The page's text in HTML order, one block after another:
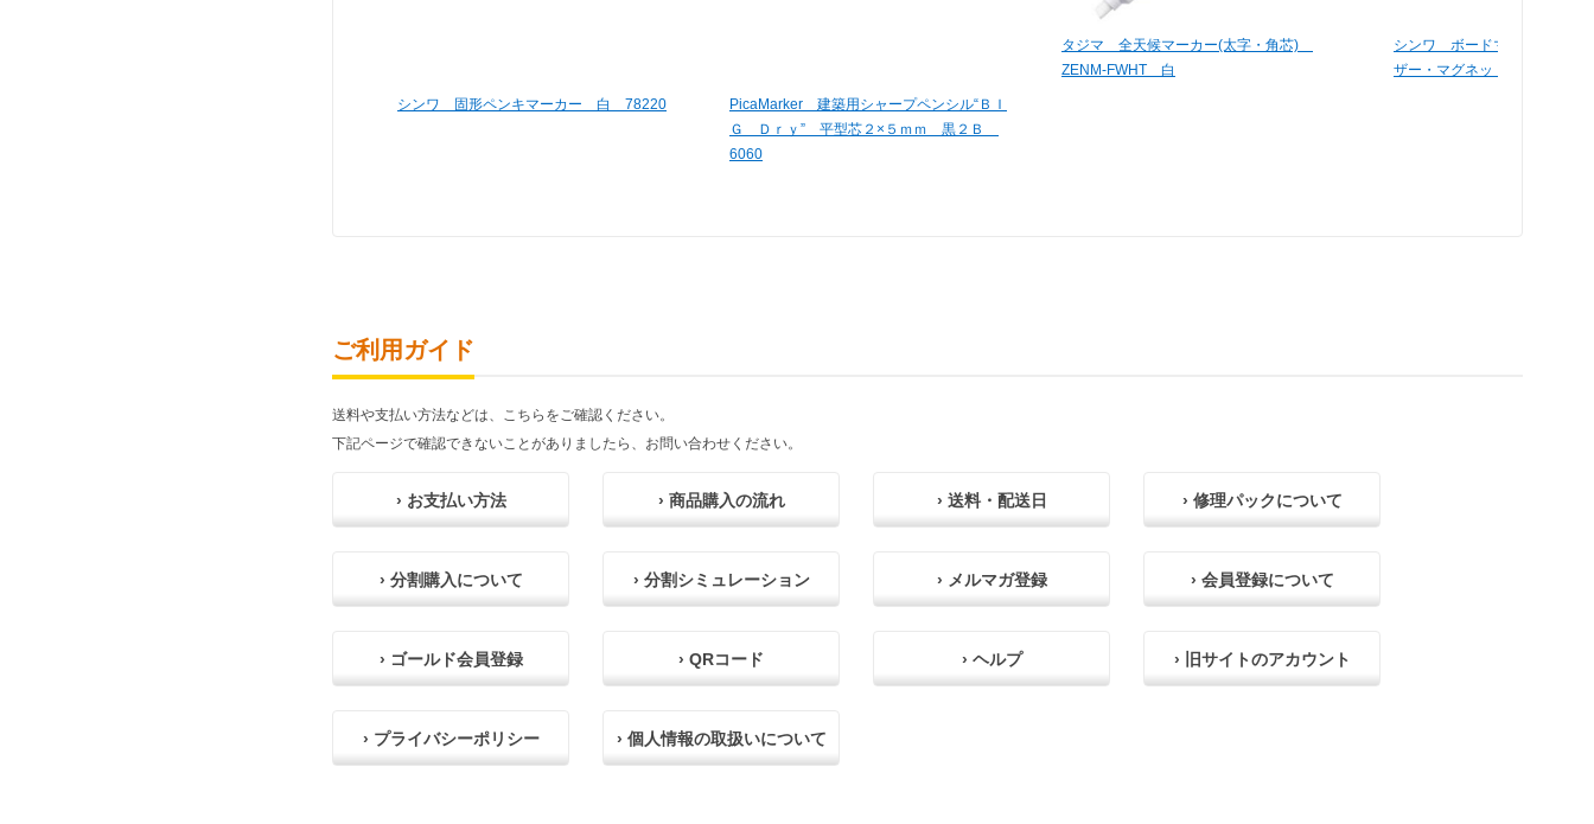
シンワ 固形ペンキマーカー 白 78220
PicaMarker 建築用シャープペンシル“ＢＩ
Ｇ Ｄｒｙ” 平型芯２×５ｍｍ 黒２Ｂ
6060
タジマ 全天候マーカー(太字・角芯)
ZENM-FWHT 白
シンワ ボードマーカー白 細
ザー・マグネット付 77730
ご利用ガイド
送料や支払い方法などは、こちらをご確認ください。
下記ページで確認できないことがありましたら、お問い合わせください。
› お支払い方法 › 商品購入の流れ › 送料・配送日 › 修理パックについて
› 分割購入について › 分割シミュレーション › メルマガ登録 › 会員登録について
› ゴールド会員登録 › QRコード › ヘルプ › 旧サイトのアカウント
› プライバシーポリシー › 個人情報の取扱いについて